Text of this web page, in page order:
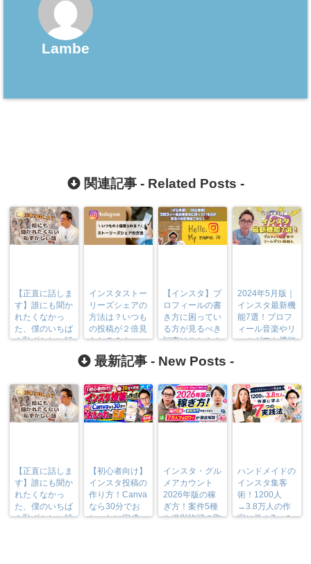
Lambe
関連記事 - Related Posts -
【正直に話しま
す】誰にも聞か
れたくなかっ
た、僕のいちば
ん恥ずかしい話
インスタストー
リーズシェアの
方法は？いつも
の投稿が２倍見
られる？！
【インスタ】プ
ロフィールの書
き方に困ってい
る方が見るべき
記事はこちら！
2024年5月版｜
インスタ最新機
能7選！プロフ
ィール音楽やリ
ールギフト機能
最新記事 - New Posts -
【正直に話しま
す】誰にも聞か
れたくなかっ
た、僕のいちば
ん恥ずかしい話
【初心者向け】
インスタ投稿の
作り方！Canva
なら30分でお
しゃれに完成
インスタ・グル
メアカウント
2026年版の稼
ぎ方！案件5種
や撮影許可の取
ハンドメイドの
インスタ集客
術！1200人
→3.8万人の作
家に学ぶ7つの